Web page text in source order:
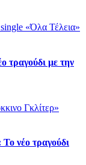
τραγούδι με την
νέο τραγούδι